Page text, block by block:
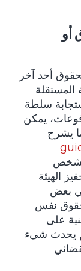
أو
أحد آخر
المستقلة
سلطة
يمكن
يشرح
الهيئة
بعض
نفس
على
يحدث شيء